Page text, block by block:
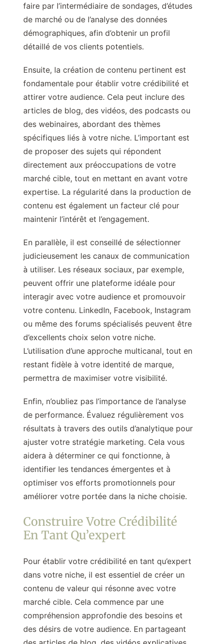
faire par l’intermédiaire de sondages, d’études
de marché ou de l’analyse des données
démographiques, afin d’obtenir un profil
détaillé de vos clients potentiels.
Ensuite, la création de contenu pertinent est
fondamentale pour établir votre crédibilité et
attirer votre audience. Cela peut inclure des
articles de blog, des vidéos, des podcasts ou
des webinaires, abordant des thèmes
spécifiques liés à votre niche. L’important est
de proposer des sujets qui répondent
directement aux préoccupations de votre
marché cible, tout en mettant en avant votre
expertise. La régularité dans la production de
contenu est également un facteur clé pour
maintenir l’intérêt et l’engagement.
En parallèle, il est conseillé de sélectionner
judicieusement les canaux de communication
à utiliser. Les réseaux sociaux, par exemple,
peuvent offrir une plateforme idéale pour
interagir avec votre audience et promouvoir
votre contenu. LinkedIn, Facebook, Instagram
ou même des forums spécialisés peuvent être
d’excellents choix selon votre niche.
L’utilisation d’une approche multicanal, tout en
restant fidèle à votre identité de marque,
permettra de maximiser votre visibilité.
Enfin, n’oubliez pas l’importance de l’analyse
de performance. Évaluez régulièrement vos
résultats à travers des outils d’analytique pour
ajuster votre stratégie marketing. Cela vous
aidera à déterminer ce qui fonctionne, à
identifier les tendances émergentes et à
optimiser vos efforts promotionnels pour
améliorer votre portée dans la niche choisie.
Construire Votre Crédibilité
En Tant Qu’expert
Pour établir votre crédibilité en tant qu’expert
dans votre niche, il est essentiel de créer un
contenu de valeur qui résonne avec votre
marché cible. Cela commence par une
compréhension approfondie des besoins et
des désirs de votre audience. En partageant